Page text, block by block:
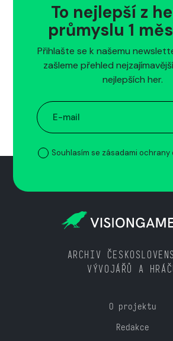
To nejlepší z
průmyslu 1
Přihlašte se k našemu
zašleme přehled
nejlepších her.
Souhlasím se zásadami
ARCHIV
VÝVOJÁŘŮ A
O projektu
Redakce